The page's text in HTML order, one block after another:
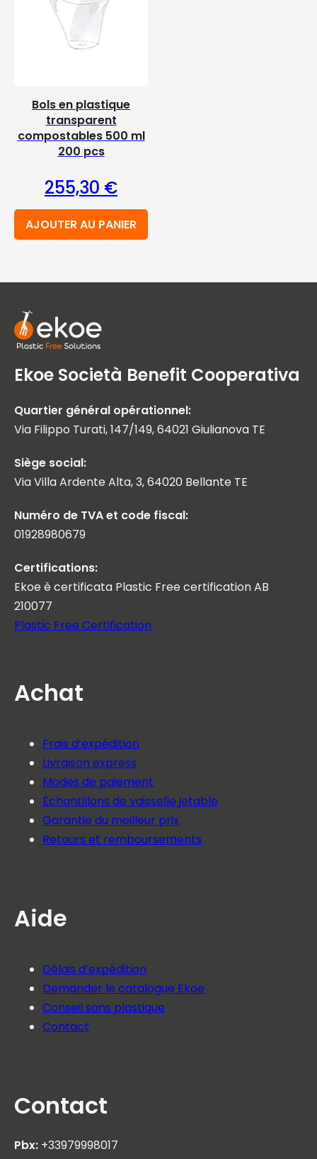
Bols en plastique
transparent
compostables 500 ml
200 pcs
255,30 €
AJOUTER AU PANIER
Ekoe Società Benefit Cooperativa
Quartier général opérationnel:
Via Filippo Turati, 147/149, 64021 Giulianova TE
Siège social:
Via Villa Ardente Alta, 3, 64020 Bellante TE
Numéro de TVA et code fiscal:
01928980679
Certifications:
Ekoe è certificata Plastic Free certification AB
210077
Plastic Free Certification
Achat
Frais d’expédition
Livraison express
Modes de paiement
Échantillons de vaisselle jetable
Garantie du meilleur prix
Retours et remboursements
Aide
Délais d’expédition
Demander le catalogue Ekoe
Conseil sans plastique
Contact
Contact
Pbx: +33979998017